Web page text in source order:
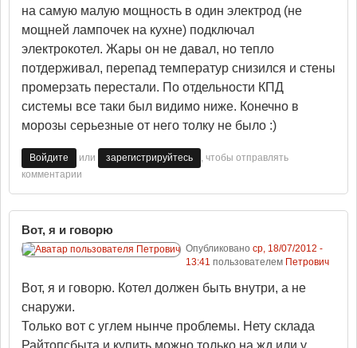
на самую малую мощность в один электрод (не
мощней лампочек на кухне) подключал
электрокотел. Жары он не давал, но тепло
потдерживал, перепад температур снизился и стены
промерзать перестали. По отдельности КПД
системы все таки был видимо ниже. Конечно в
морозы серьезные от него толку не было :)
Войдите или зарегистрируйтесь
, чтобы отправлять
комментарии
Вот, я и говорю
Опубликовано ср, 18/07/2012 -
13:41 пользователем Петрович
Вот, я и говорю. Котел должен быть внутри, а не
снаружи.
Только вот с углем нынче проблемы. Нету склада
Райтопсбыта и купить можно только на жд или у